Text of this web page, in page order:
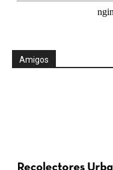
Amigos